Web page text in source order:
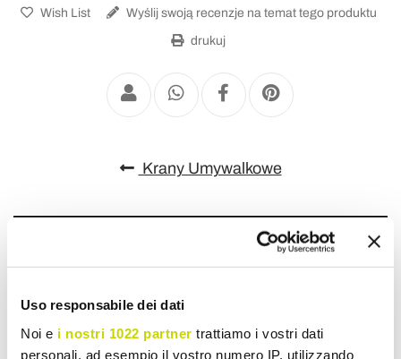
Uso responsabile dei dati
Noi e i nostri 1022 partner trattiamo i vostri dati
personali, ad esempio il vostro numero IP, utilizzando
Wish List Wyślij swoją recenzje na temat tego produktu
drukuj
Krany Umywalkowe